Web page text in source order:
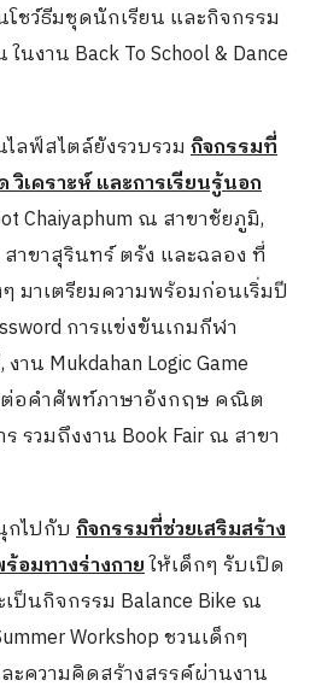
ชว์ธีมชุดนักเรียน และกิจกรรม
นงาน Back To School & Dance
ลฟ์สไตล์ยังรวบรวม กิจกรรมที่
เคราะห์ และการเรียนรู้นอก
Chaiyaphum ณ สาขาชัยภูมิ,
สาขาสุรินทร์ ตรัง และฉลอง ที่
มาเตรียมความพร้อมก่อนเริ่มปี
การแข่งขันเกมกีฬา
าน Mukdahan Logic Game
ต่อคำศัพท์ภาษาอังกฤษ คณิต
รวมถึงงาน Book Fair ณ สาขา
ไปกับ กิจกรรมที่ช่วยเสริมสร้าง
อมทางร่างกายให้เด็กๆ รับเปิด
เป็นกิจกรรม Balance Bike ณ
Workshop ชวนเด็กๆ
ะความคิดสร้างสรรค์ผ่านงาน